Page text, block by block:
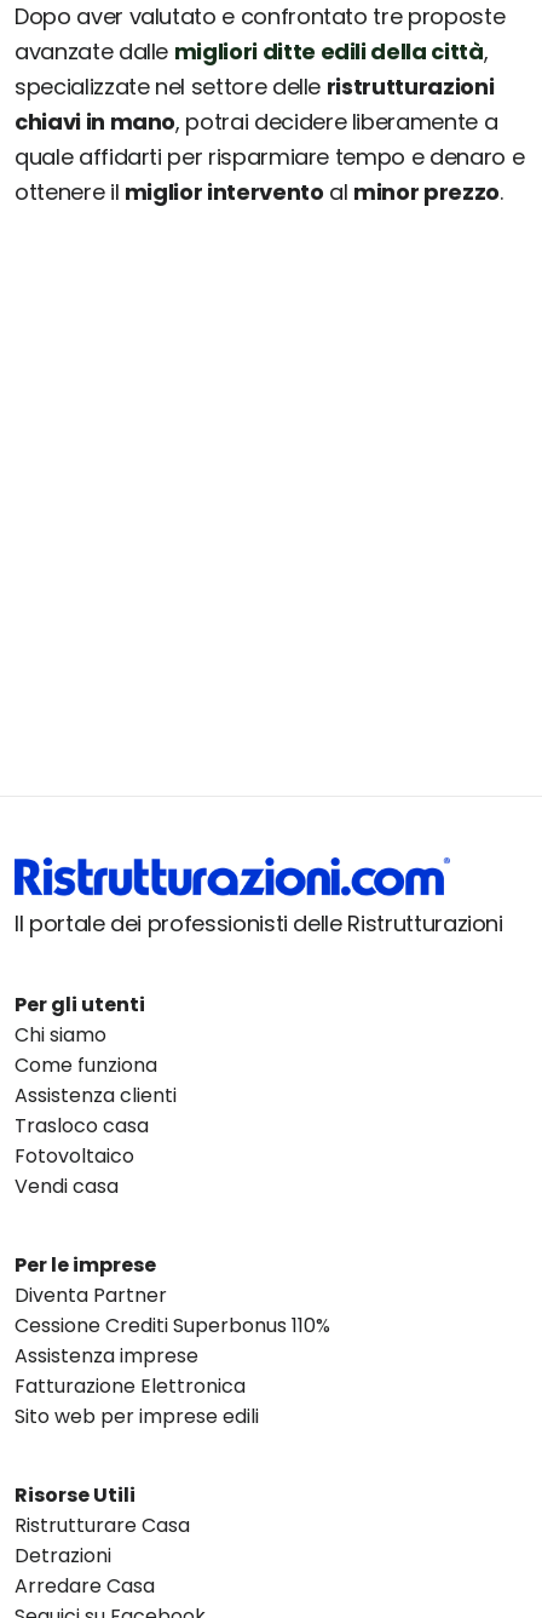
Dopo aver valutato e confrontato tre proposte
avanzate dalle migliori ditte edili della città,
specializzate nel settore delle ristrutturazioni
chiavi in mano, potrai decidere liberamente a
quale affidarti per risparmiare tempo e denaro e
ottenere il miglior intervento al minor prezzo.
Il portale dei professionisti delle Ristrutturazioni
Per gli utenti
Chi siamo
Come funziona
Assistenza clienti
Trasloco casa
Fotovoltaico
Vendi casa
Per le imprese
Diventa Partner
Cessione Crediti Superbonus 110%
Assistenza imprese
Fatturazione Elettronica
Sito web per imprese edili
Risorse Utili
Ristrutturare Casa
Detrazioni
Arredare Casa